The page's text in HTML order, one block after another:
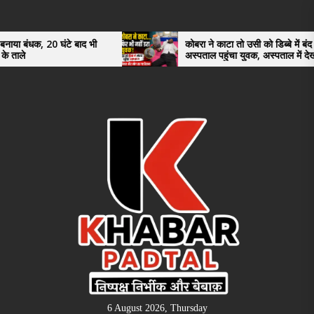
the
content
भी
कोबरा ने काटा तो उसी को डिब्बे में बंद कर
अस्पताल पहुंचा युवक, अस्पताल में देखकर डॉक्टर
भी रह गए हैरान
6 August 2026, Thursday